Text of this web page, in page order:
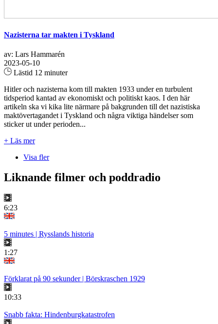
Nazisterna tar makten i Tyskland
av: Lars Hammarén
2023-05-10
Lästid 12 minuter
Hitler och nazisterna kom till makten 1933 under en turbulent
tidsperiod kantad av ekonomiskt och politiskt kaos. I den här
artikeln ska vi kika lite närmare på bakgrunden till det nazistiska
maktövertagandet i Tyskland och några viktiga händelser som
sticker ut under perioden...
+ Läs mer
Visa fler
Liknande filmer och poddradio
6:23
5 minutes | Rysslands historia
1:27
Förklarat på 90 sekunder | Börskraschen 1929
10:33
Snabb fakta: Hindenburgkatastrofen